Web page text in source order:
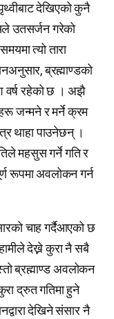
देखिएको कुनै
उतसर्जन गरेको
त्यो तारा
ब्रह्माण्डको
रहेको छ । अझै
जन्मने र मर्ने क्रम
थाहा पाउनेछन् ।
महसुस गर्ने गति र
रूपमा अवलोकन गर्न
चाह गर्दैआएको छ
देख्ने कुरा नै सबै
ब्रह्माण्ड अवलोकन
द्रुत गतिमा हुने
देखिने संसार नै